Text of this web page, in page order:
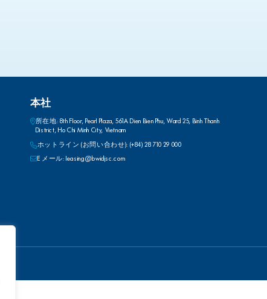
本社
所在地: 8th Floor, Pearl Plaza, 561A Dien Bien Phu, Ward 25, Binh Thanh
District, Ho Chi Minh City, Vietnam
ホットライン (お問い合わせ): (+84) 28 710 29 000
E メール: leasing@bwidjsc.com